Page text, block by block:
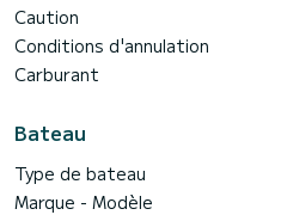
Caution
Conditions d'annulation
Carburant
Bateau
Type de bateau
Marque - Modèle